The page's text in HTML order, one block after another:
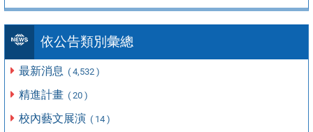
依公告類別彙總
最新消息 ( 4,532 )
精進計畫 ( 20 )
校內藝文展演 ( 14 )